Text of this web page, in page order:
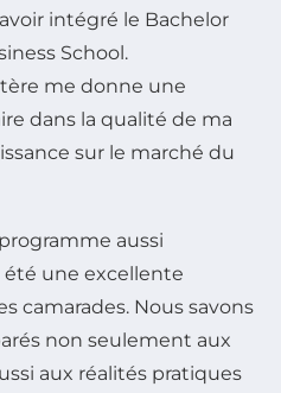
intégré le Bachelor
School.
me donne une
dans la qualité de ma
sur le marché du
aussi
une excellente
camarades. Nous savons
non seulement aux
aux réalités pratiques